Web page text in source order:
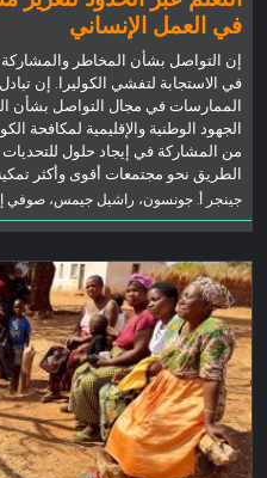
في العمل الإنساني
إن التواصل بشأن المخاطر والمشاركة
في الاستجابة لتفشي الكوليرا. إن تبادل
الممارسات في مجال التواصل بشأن
الجهود الوطنية والإقليمية لمكافحة
من المشاركة في إيجاد حلول
الطريق نحو مجتمعات أقوى وأكثر
جينجر أ. جونسون، راشيل جيمس، صوفي